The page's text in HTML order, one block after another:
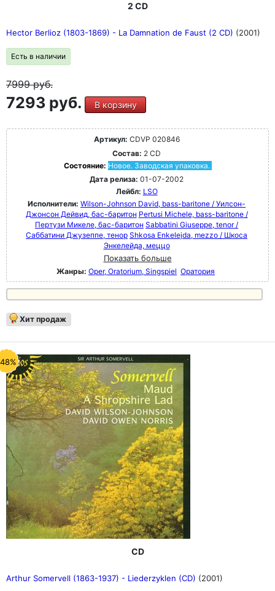
2 CD
Hector Berlioz (1803-1869) - La Damnation de Faust (2 CD) (2001)
Есть в наличии
7999руб.
7293 руб. В корзину
Артикул: CDVP 020846
Состав: 2 CD
Состояние: Новое. Заводская упаковка.
Дата релиза: 01-07-2002
Лейбл: LSO
Исполнители: Wilson-Johnson David, bass-baritone / Уилсон-
Джонсон Дейвид, бас-баритон Pertusi Michele, bass-baritone /
Пертузи Микеле, бас-баритон Sabbatini Giuseppe, tenor /
Саббатини Джузеппе, тенор Shkosa Enkelejda, mezzo / Шкоса
Энкелейда, меццо
Показать больше
Жанры: Oper, Oratorium, Singspiel Оратория
Хит продаж
CD
Arthur Somervell (1863-1937) - Liederzyklen (CD) (2001)